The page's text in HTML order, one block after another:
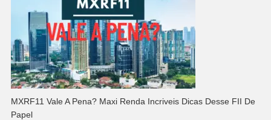
MXRF11 Vale A Pena? Maxi Renda Incriveis Dicas Desse FII De
Papel